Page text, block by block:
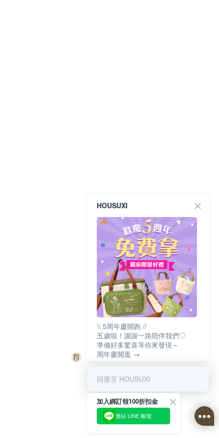
HOUSUXI
\\ 5周年慶開跑 //
五歲啦！謝謝一路陪伴我們♡
準備好多驚喜等你來發現～
周年慶開逛 →
回覆至 HOUSUXI
加入綁訂領100折扣金
連結 LINE 帳號